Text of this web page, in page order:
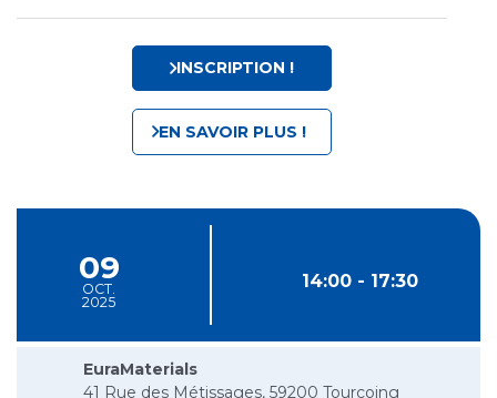
INSCRIPTION !
EN SAVOIR PLUS !
09
OCT.
2025
14:00 - 17:30
EuraMaterials
41 Rue des Métissages, 59200 Tourcoing